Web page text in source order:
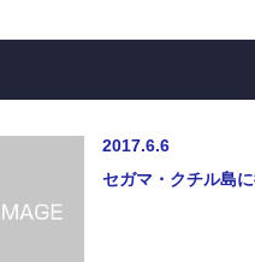
2017.6.6
セガマ・クチル島